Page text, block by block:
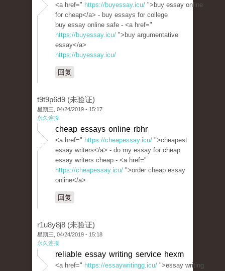
<a href=" https://buyessay.icu/ ">buy essay online
for cheap</a> - buy essays for college
buy essay online safe - <a href="
https://buyessay.icu/ ">buy argumentative
essay</a>
https://buyessay.icu/
回复
t9t9p6d9 (未验证)
星期三, 04/24/2019 - 15:17
永久连接
cheap essays online rbhr
<a href=" https://cheapessay.icu/ ">cheapest
essay writers</a> - do my essay for cheap
essay writers cheap - <a href="
https://cheapessay.icu/ ">order cheap essay
online</a>
回复
r1u8y8j8 (未验证)
星期三, 04/24/2019 - 15:18
永久连接
reliable essay writing service hexm
<a href=" https://essaywritingg.icu/ ">essay writing